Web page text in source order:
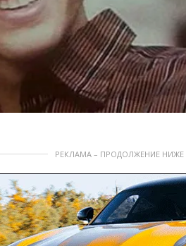
РЕКЛАМА – ПРОДОЛЖЕНИЕ НИЖЕ